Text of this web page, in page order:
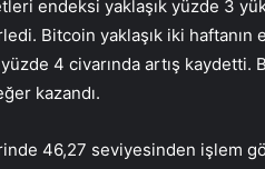
endeksi yaklaşık yüzde 3
Bitcoin yaklaşık iki haftanın
4 civarında artış kaydetti.
kazandı.
46,27 seviyesinden işlem